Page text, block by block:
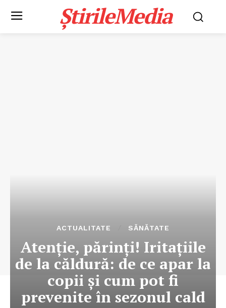
ȘtirileMedia
ACTUALITATE SĂNĂTATE
Atenție, părinți! Iritațiile
de la căldură: de ce apar la
copii și cum pot fi
prevenite în sezonul cald